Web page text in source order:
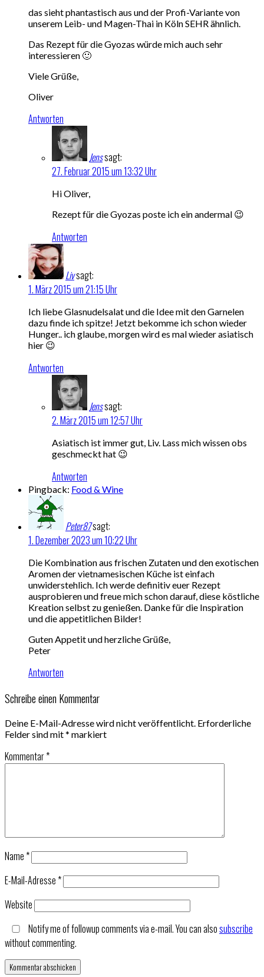
das sieht phantastisch aus und der Profi-Variante von
unserem Leib- und Magen-Thai in Köln SEHR ähnlich.
Das Rezept für die Gyozas würde mich auch sehr
interessieren 🙂
Viele Grüße,
Oliver
Antworten
Jenssagt:
27. Februar 2015 um 13:32 Uhr
Hi Oliver,
Rezept für die Gyozas poste ich ein andermal 😉
Antworten
Livsagt:
1. März 2015 um 21:15 Uhr
Ich liebe Glasnudelsalat und die Idee mit den Garnelen
dazu finde ich spitze! Jetzt bekomme ich schon wieder
Hunger.. ich glaube, morgen wird es mal wieder asiatisch
hier 😉
Antworten
Jenssagt:
2. März 2015 um 12:57 Uhr
Asiatisch ist immer gut, Liv. Lass mich wissen obs
geschmeckt hat 😉
Antworten
Pingback: Food & Wine
Peter87sagt:
1. Dezember 2023 um 10:22 Uhr
Die Kombination aus frischen Zutaten und den exotischen
Aromen der vietnamesischen Küche ist einfach
unwiderstehlich. Ich werde definitiv euer Rezept
ausprobieren und freue mich schon darauf, diese köstliche
Kreation selbst zu genießen. Danke für die Inspiration
und die appetitlichen Bilder!
Guten Appetit und herzliche Grüße,
Peter
Antworten
Schreibe einen Kommentar
Deine E-Mail-Adresse wird nicht veröffentlicht. Erforderliche
Felder sind mit* markiert
Kommentar*
Name*
E-Mail-Adresse*
Website
Notify me of followup comments via e-mail. You can alsosubscribe
without commenting.